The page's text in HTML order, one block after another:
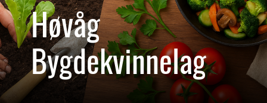
Høvåg
Bygdekvinnelag